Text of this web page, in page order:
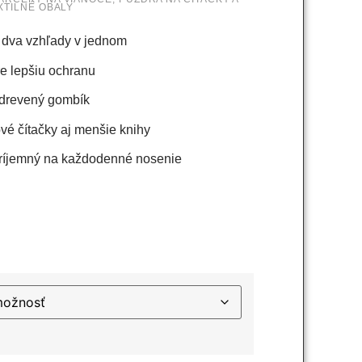
OBALY
vzhľady v jednom
lepšiu ochranu
gombík
čítačky aj menšie knihy
na každodenné nosenie